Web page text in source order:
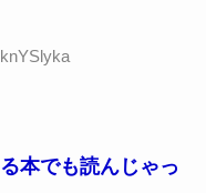
本でも読んじゃっ